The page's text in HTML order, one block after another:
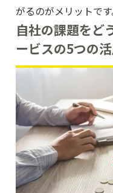
がるのがメリットです
自社の課題をど
ービスの5つの